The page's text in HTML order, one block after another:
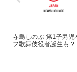
寺島しのぶ 第1子男児
フ歌舞伎役者誕生も？